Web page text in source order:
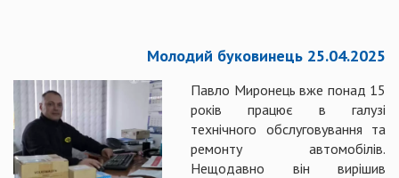
Молодий буковинець 25.04.2025
Павло Миронець вже понад 15
років працює в галузі
технічного обслуговування та
ремонту автомобілів.
Нещодавно він вирішив